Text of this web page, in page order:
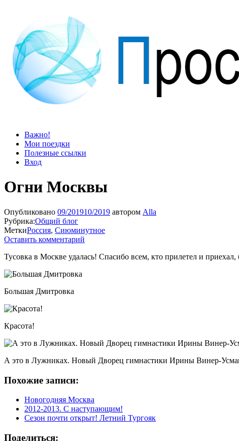
Просто блог
Мир удивительней, чем кажется
Важно!
Мои поездки
Полезные ссылки
Вход
Огни Москвы
Опубликовано 09/201910/2019 автором Alla
Рубрика:Общий блог
МеткиРоссия, Сиюминутное
Оставить комментарий
Тусовка в Москве удалась! Спасибо всем, кто прилетел и
Большая Дмитровка
Красота!
А это в Лужниках. Новый Дворец гимнастики Ирины Винер-
Похожие записи:
Новогодняя Москва
2012-2013. С наступающим!
Сезон почти открыт! Летний Тургояк
Поделиться: